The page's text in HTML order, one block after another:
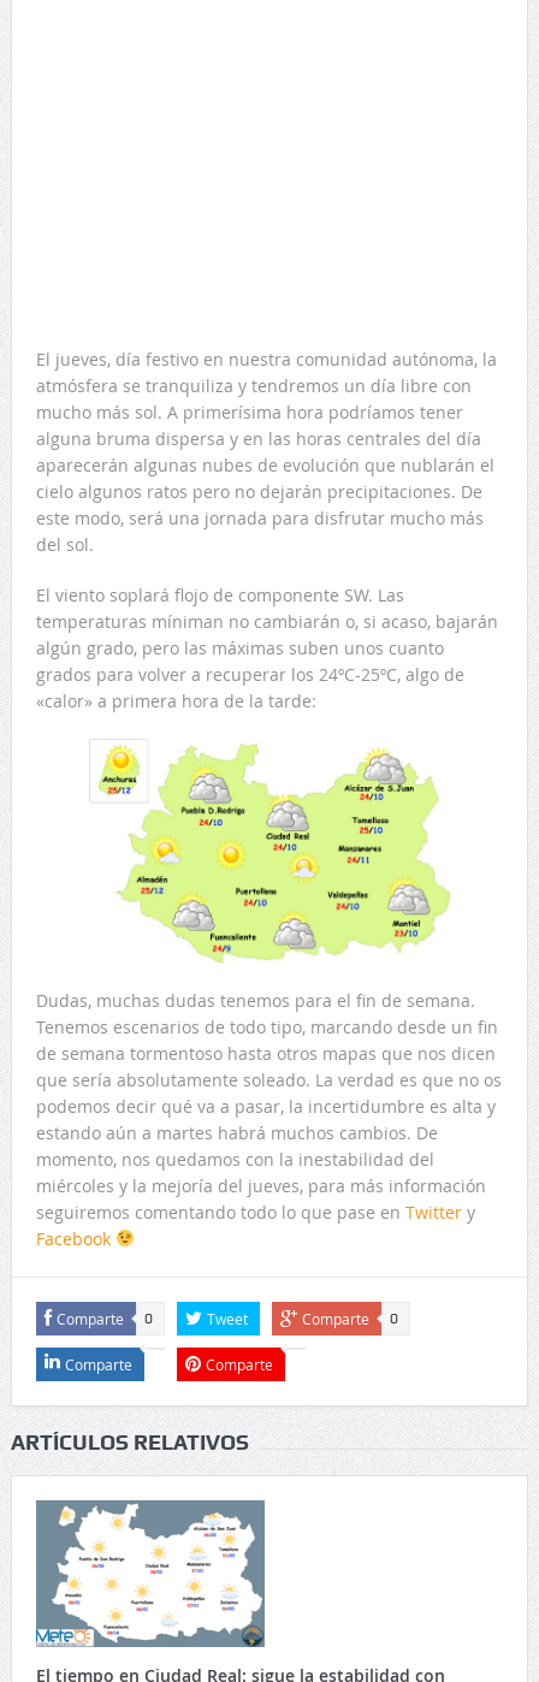
El jueves, día festivo en nuestra comunidad autónoma, la
atmósfera se tranquiliza y tendremos un día libre con
mucho más sol. A primerísima hora podríamos tener
alguna bruma dispersa y en las horas centrales del día
aparecerán algunas nubes de evolución que nublarán el
cielo algunos ratos pero no dejarán precipitaciones. De
este modo, será una jornada para disfrutar mucho más
del sol.
El viento soplará flojo de componente SW. Las
temperaturas míniman no cambiarán o, si acaso, bajarán
algún grado, pero las máximas suben unos cuanto
grados para volver a recuperar los 24ºC-25ºC, algo de
«calor» a primera hora de la tarde:
Dudas, muchas dudas tenemos para el fin de semana.
Tenemos escenarios de todo tipo, marcando desde un fin
de semana tormentoso hasta otros mapas que nos dicen
que sería absolutamente soleado. La verdad es que no os
podemos decir qué va a pasar, la incertidumbre es alta y
estando aún a martes habrá muchos cambios. De
momento, nos quedamos con la inestabilidad del
miércoles y la mejoría del jueves, para más información
seguiremos comentando todo lo que pase en Twittery
Facebook
Comparte 0 Tweet Comparte 0
Comparte Comparte
ARTÍCULOS RELATIVOS
El tiempo en Ciudad Real: sigue la estabilidad con